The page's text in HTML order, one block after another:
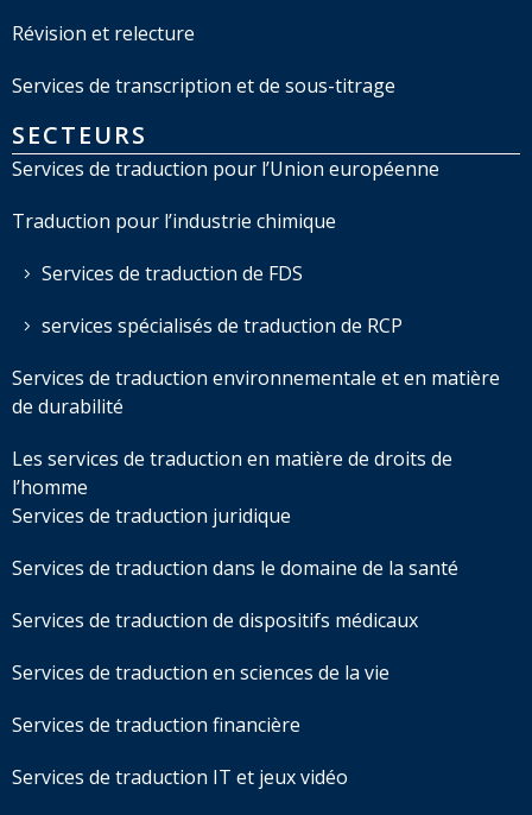
Révision et relecture
Services de transcription et de sous-titrage
SECTEURS
Services de traduction pour l’Union européenne
Traduction pour l’industrie chimique
Services de traduction de FDS
services spécialisés de traduction de RCP
Services de traduction environnementale et en matière
de durabilité
Les services de traduction en matière de droits de
l’homme
Services de traduction juridique
Services de traduction dans le domaine de la santé
Services de traduction de dispositifs médicaux
Services de traduction en sciences de la vie
Services de traduction financière
Services de traduction IT et jeux vidéo